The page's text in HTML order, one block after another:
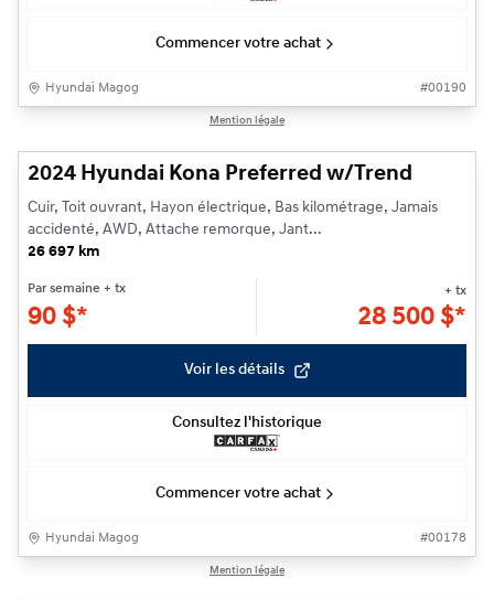
Commencer votre achat
Hyundai Magog #00190
Mention légale
2024 Hyundai Kona Preferred w/Trend
Cuir, Toit ouvrant, Hayon électrique, Bas kilométrage, Jamais
accidenté, AWD, Attache remorque, Jant...
26 697 km
Par semaine + tx
90 $*
+ tx
28 500 $*
Voir les détails
Consultez l'historique
Commencer votre achat
Hyundai Magog #00178
Mention légale